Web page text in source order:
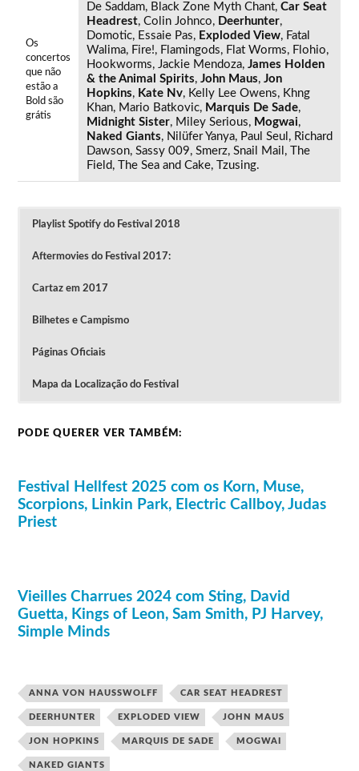
Os
concertos
que não
estão a
Bold são
grátis
De Saddam, Black Zone Myth Chant,Car Seat
Headrest, Colin Johnco, Deerhunter,
Domotic, Essaie Pas, Exploded View, Fatal
Walima, Fire!, Flamingods, Flat Worms, Flohio,
Hookworms, Jackie Mendoza,James Holden
& the Animal Spirits,John Maus,Jon
Hopkins, Kate Nv, Kelly Lee Owens, Khng
Khan, Mario Batkovic, Marquis De Sade,
Midnight Sister, Miley Serious, Mogwai,
Naked Giants, Nilüfer Yanya, Paul Seul, Richard
Dawson, Sassy 009, Smerz, Snail Mail, The
Field, The Sea and Cake, Tzusing.
Playlist Spotify do Festival 2018
Aftermovies do Festival 2017:
Cartaz em 2017
Bilhetes e Campismo
Páginas Oficiais
Mapa da Localização do Festival
Hval, Royal Trux, Randomer, OOIOO, Make Up,
Annette Peacock, The Blind Shake, Marie Davidson,
Os concertos ao ar livre no sábado e no domingo
são grátis.
descontos sociais, menores de 26 anos, estudantes,
etc) nos dias 25, 26 e 27 de maio e 26 euros (20 ou
15 euros com descontos) nos dias 29 e 30 de maio.
PODE QUERER VER TAMBÉM:
Festival Hellfest 2025 com os Korn, Muse,
Scorpions, Linkin Park, Electric Callboy, Judas
Priest
Vieilles Charrues 2024 com Sting, David
Guetta, Kings of Leon, Sam Smith, PJ Harvey,
Simple Minds
ANNA VON HAUSSWOLFF CAR SEAT HEADREST
DEERHUNTER EXPLODED VIEW JOHN MAUS
JON HOPKINS MARQUIS DE SADE MOGWAI
NAKED GIANTS